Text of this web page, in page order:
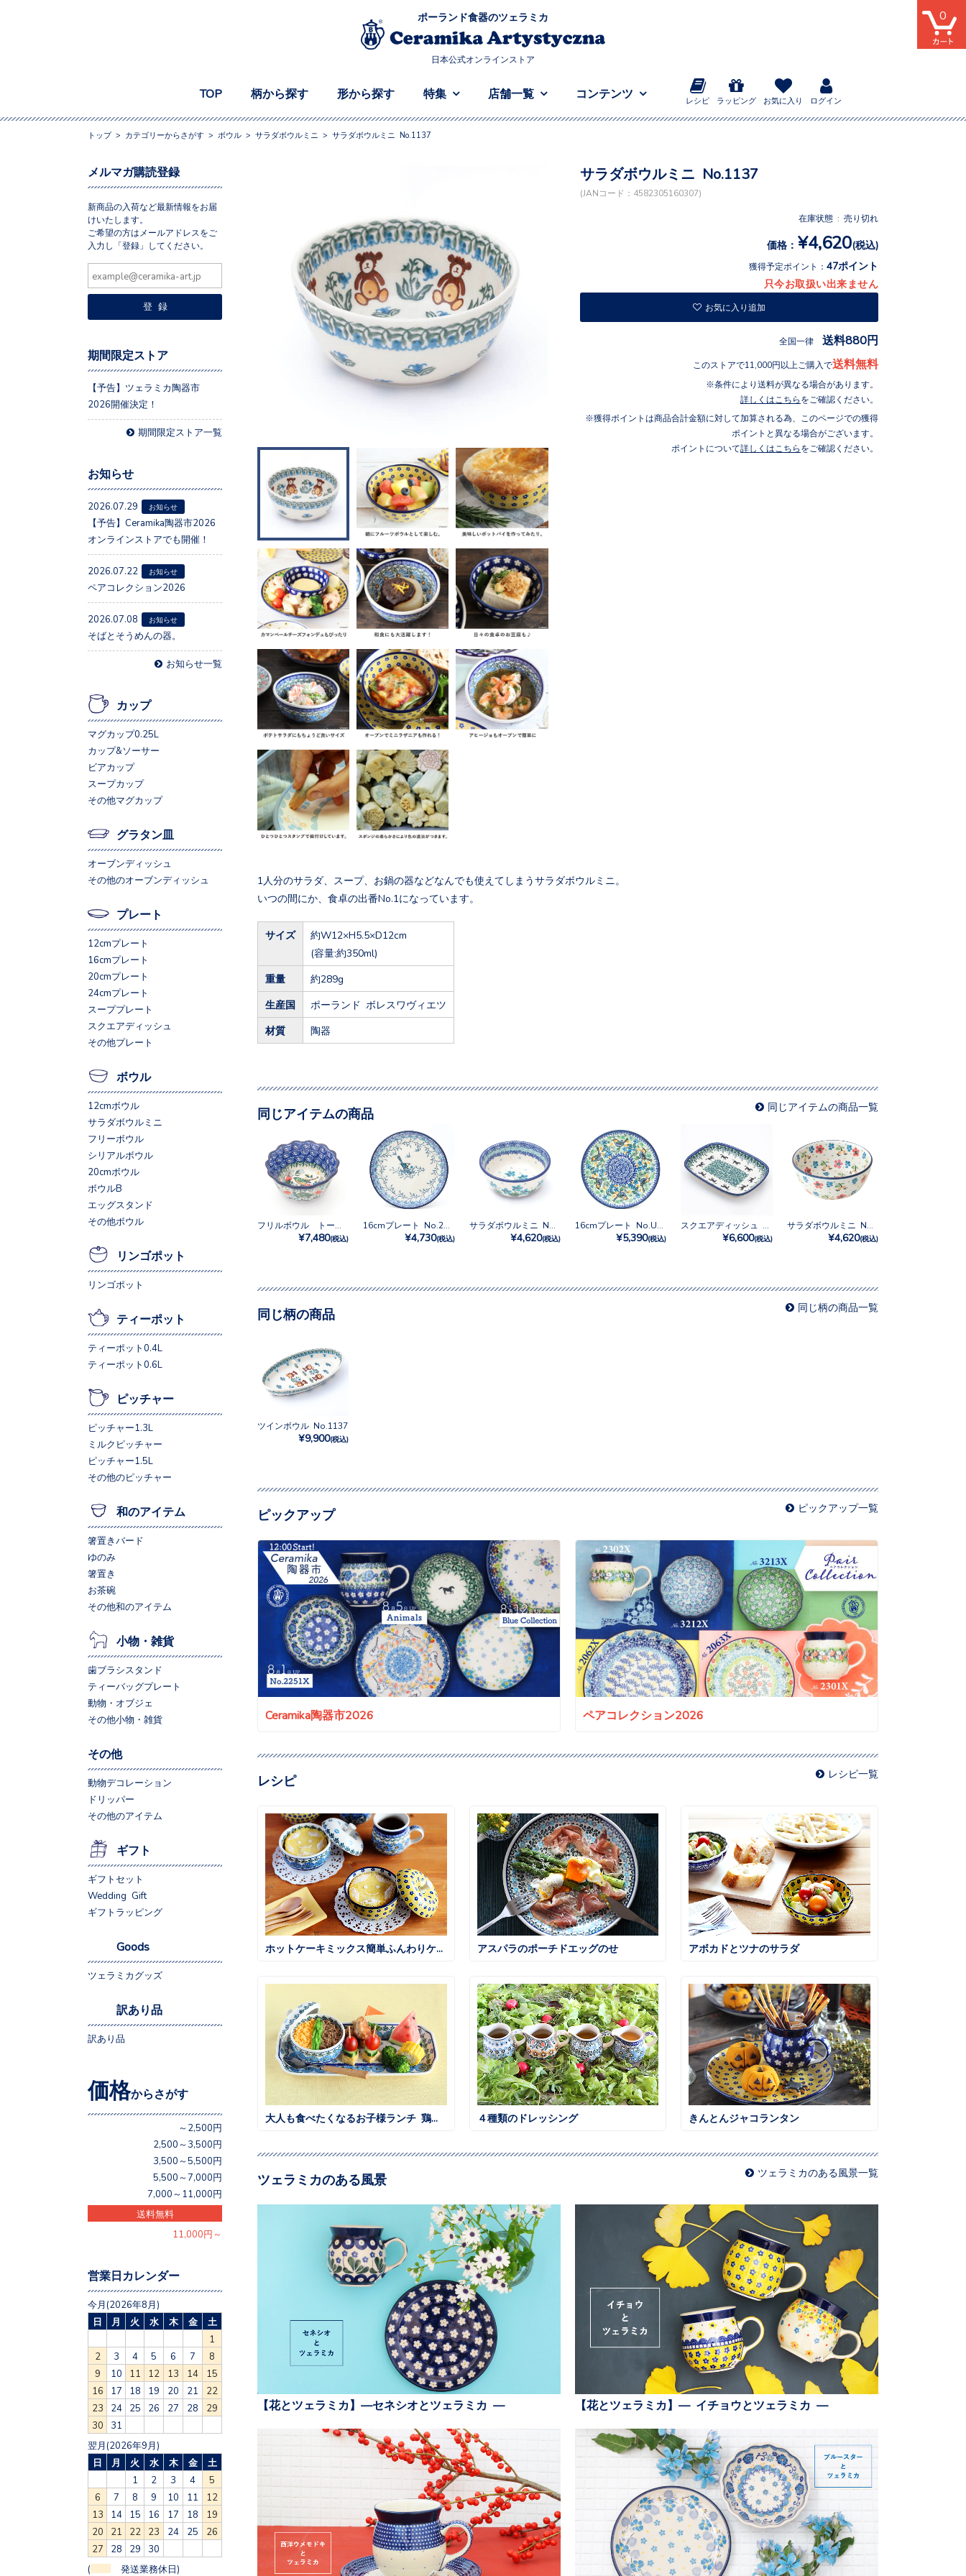
ポーランド食器のツェラミカ
日本公式オンラインストア
TOP 柄から探す 形から探す 特集 店舗一覧 コンテンツ
レシピ ラッピング お気に入り ログイン
0
トップ> カテゴリーからさがす > ボウル > サラダボウルミニ > サラダボウルミニ No.1137
サラダボウルミニ No.1137
(JANコード：4582305160307)
在庫状態 : 売り切れ
価格： ¥4,620(税込)
獲得予定ポイント： 47ポイント
只今お取扱い出来ません
お気に入り追加
全国一律 送料880円
このストアで11,000円以上ご購入で送料無料
条件により送料が異なる場合があります。
詳しくはこちら をご確認ください。
獲得ポイントは商品合計金額に対して加算される為、このページでの獲得
ポイントと異なる場合がございます。
ポイントについて詳しくはこちら をご確認ください。
1人分のサラダ、スープ、お鍋の器などなんでも使えてしまうサラダボウルミニ。
いつの間にか、食卓の出番No.1になっています。
サイズ
約W12×H5.5×D12cm
(容量:約350ml)
重量 約289g
生産国 ポーランド ボレスワヴィエツ
材質 陶器
同じアイテムの商品 同じアイテムの商品一覧
¥7,480(税込) ¥4,730(税込) ¥4,620(税込) ¥5,390(税込) ¥6,600(税込) ¥4,620(税込)
同じ柄の商品 同じ柄の商品一覧
ツインボウル No.1137
¥9,900(税込)
ピックアップ ピックアップ一覧
Ceramika陶器市2026 ペアコレクション2026
レシピ レシピ一覧
アスパラのポーチドエッグのせ アボカドとツナのサラダ
大人も食べたくなるお子様ランチ 鶏そぼろごはん ４種類のドレッシング きんとんジャコランタン
ツェラミカのある風景 ツェラミカのある風景一覧
【花とツェラミカ】—セネシオとツェラミカ — 【花とツェラミカ】— イチョウとツェラミカ —
メルマガ購読登録
新商品の入荷など最新情報をお届
けいたします。
ご希望の方はメールアドレスをご
入力し「登録」してください。
期間限定ストア
【予告】ツェラミカ陶器市
2026開催決定！
期間限定ストア一覧
お知らせ
2026.07.29 お知らせ
【予告】Ceramika陶器市2026
オンラインストアでも開催！
2026.07.22 お知らせ
ペアコレクション2026
2026.07.08 お知らせ
そばとそうめんの器。
お知らせ一覧
カップ
マグカップ0.25L
カップ&ソーサー
ビアカップ
スープカップ
その他マグカップ
グラタン皿
オーブンディッシュ
その他のオーブンディッシュ
プレート
12cmプレート
16cmプレート
20cmプレート
24cmプレート
スーププレート
スクエアディッシュ
その他プレート
ボウル
12cmボウル
サラダボウルミニ
フリーボウル
シリアルボウル
20cmボウル
ボウルB
エッグスタンド
その他ボウル
リンゴポット
リンゴポット
ティーポット
ティーポット0.4L
ティーポット0.6L
ピッチャー
ピッチャー1.3L
ミルクピッチャー
ピッチャー1.5L
その他のピッチャー
和のアイテム
箸置きバード
ゆのみ
箸置き
お茶碗
その他和のアイテム
小物・雑貨
歯ブラシスタンド
ティーバッグプレート
動物・オブジェ
その他小物・雑貨
その他
動物デコレーション
ドリッパー
その他のアイテム
ギフト
ギフトセット
Wedding Gift
ギフトラッピング
Goods
ツェラミカグッズ
訳あり品
訳あり品
価格からさがす
～2,500円
2,500～3,500円
3,500～5,500円
5,500～7,000円
7,000～11,000円
送料無料
11,000円～
営業日カレンダー
今月(2026年8月)
日
月 火 水 木 金
土
1
2
3 4 5 6 7
8
9
10 11 12 13 14
15
16
17 18 19 20 21
22
23
24 25 26 27 28
29
30
31
翌月(2026年9月)
日
月 火 水 木 金
土
1
2 3 4
5
6
7 8 9 10 11
12
13
14 15 16 17 18
19
20
21 22 23 24 25
26
27
28 29 30
( 発送業務休日)